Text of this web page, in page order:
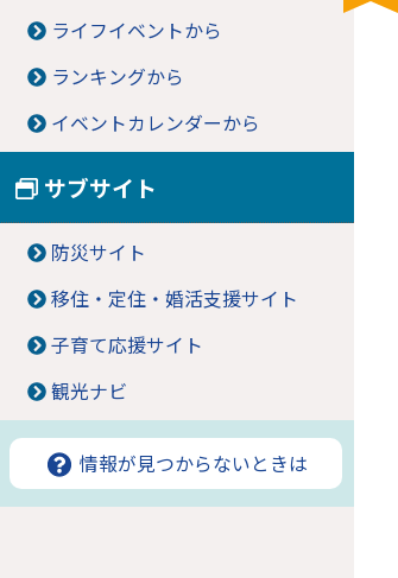
ライフイベントから
ランキングから
イベントカレンダーから
サブサイト
防災サイト
移住・定住・婚活支援サイト
子育て応援サイト
観光ナビ
情報が見つからないときは